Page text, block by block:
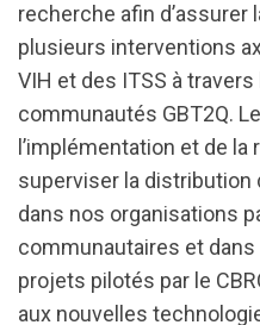
recherche afin
plusieurs interventions
VIH et des ITSS à
communautés GBT2Q.
l’implémentation et de
superviser la distribution
dans nos organisations
communautaires et
projets pilotés par le
aux nouvelles